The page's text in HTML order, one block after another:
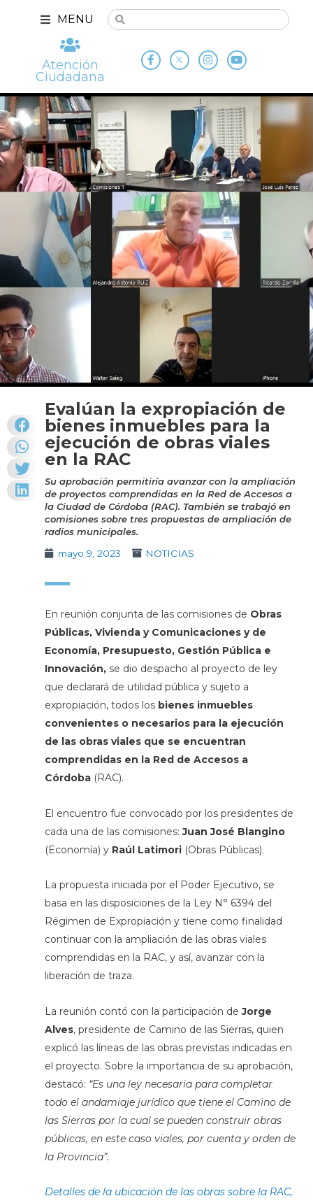
MENU
Atención
Ciudadana
Evalúan la expropiación de
bienes inmuebles para la
ejecución de obras viales
en la RAC
Su aprobación permitiría avanzar con la ampliación
de proyectos comprendidas en la Red de Accesos a
la Ciudad de Córdoba (RAC). También se trabajó en
comisiones sobre tres propuestas de ampliación de
radios municipales.
mayo 9, 2023
NOTICIAS
En reunión conjunta de las comisiones de Obras
Públicas, Vivienda y Comunicaciones y de
Economía, Presupuesto, Gestión Pública e
Innovación,se dio despacho al proyecto de ley
que declarará de utilidad pública y sujeto a
expropiación, todos los bienes inmuebles
convenientes o necesarios para la ejecución
de las obras viales que se encuentran
comprendidas en la Red de Accesos a
Córdoba (RAC).
El encuentro fue convocado por los presidentes de
cada una de las comisiones:Juan José Blangino
(Economía) yRaúl Latimori(Obras Públicas).
La propuesta iniciada por el Poder Ejecutivo, se
basa en las disposiciones de la Ley N° 6394 del
Régimen de Expropiación y tiene como finalidad
continuar con la ampliación de las obras viales
comprendidas en la RAC, y así, avanzar con la
liberación de traza.
La reunión contó con la participación deJorge
Alves, presidente de Camino de las Sierras, quien
explicó las líneas de las obras previstas indicadas en
el proyecto. Sobre la importancia de su aprobación,
destacó: “Es una ley necesaria para completar
todo el andamiaje jurídico que tiene el Camino de
las Sierras por la cual se pueden construir obras
públicas, en este caso viales, por cuenta y orden de
la Provincia”.
Detalles de la ubicación de las obras sobre la RAC,